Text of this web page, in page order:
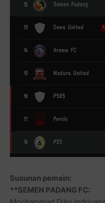
Susunan pemain:
**SEMEN PADANG FC: